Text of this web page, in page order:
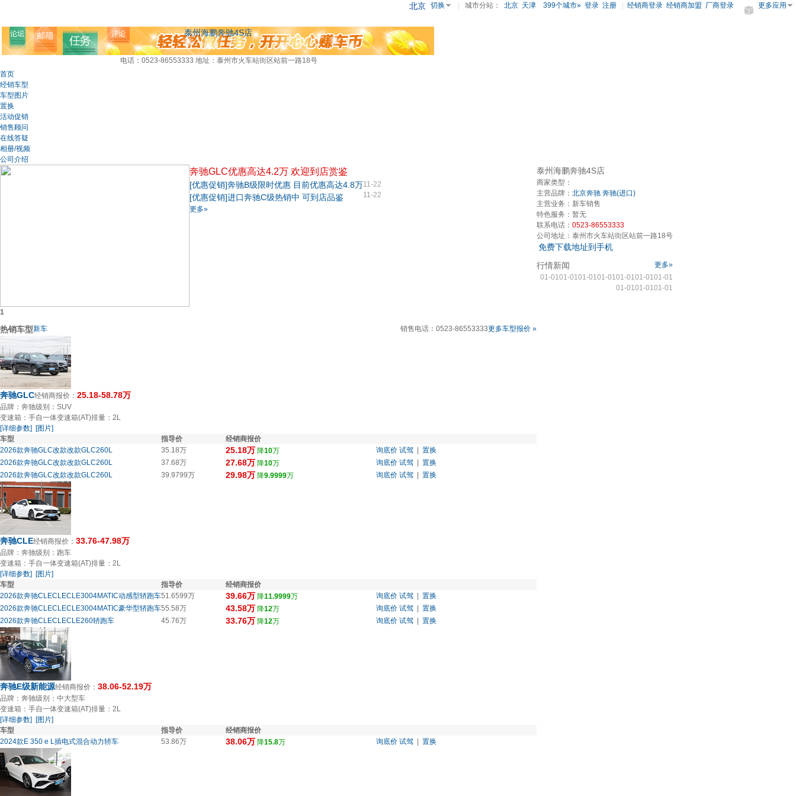
北京 切换 城市分站： 北京 天津 399个城市» 更多应用
登录 注册 经销商登录 经销商加盟 厂商登录
泰州海鹏奔驰4S店
电话：0523-86553333 地址：泰州市火车站街区站前一路18号
首页
经销车型
车型图片
置换
活动促销
销售顾问
在线答疑
相册/视频
公司介绍
1
奔驰GLC优惠高达4.2万 欢迎到店赏鉴
11-22
[优惠促销]奔驰B级限时优惠 目前优惠高达4.8万
11-22
[优惠促销]进口奔驰C级热销中 可到店品鉴
更多»
更多车型报价 »
销售电话： 0523-86553333
热销车型新车
奔驰GLC经销商报价： 25.18-58.78万
品牌：奔驰级别：SUV
变速箱：手自一体变速箱(AT)排量：2L
[详细参数] [图片]
车型
指导价
经销商报价
2026款奔驰GLC改款改款GLC260L
35.18万 25.18万 降10万 询底价 试驾
置换
2026款奔驰GLC改款改款GLC260L
37.68万 27.68万 降10万 询底价 试驾
置换
2026款奔驰GLC改款改款GLC260L
39.9799万 29.98万 降9.9999万 询底价 试驾 置换
奔驰CLE经销商报价： 33.76-47.98万
品牌：奔驰级别：跑车
变速箱：手自一体变速箱(AT)排量：2L
[详细参数] [图片]
车型
指导价
经销商报价
2026款奔驰CLECLECLE3004MATIC动感型轿跑车51.6599万 39.66万 降11.9999万 询底价 试驾
置换
2026款奔驰CLECLECLE3004MATIC豪华型轿跑车55.58万 43.58万 降12万 询底价 试驾
置换
2026款奔驰CLECLECLE260轿跑车
45.76万 33.76万 降12万 询底价 试驾 置换
奔驰E级新能源经销商报价： 38.06-52.19万
品牌：奔驰级别：中大型车
变速箱：手自一体变速箱(AT)排量：2L
[详细参数] [图片]
车型
指导价
经销商报价
2024款E 350 e L插电式混合动力轿车
53.86万 38.06万 降15.8万 询底价 试驾 置换
泰州海鹏奔驰4S店
商家类型：
主营品牌： 北京奔驰 奔驰(进口)
主营业务： 新车销售
特色服务： 暂无
联系电话： 0523-86553333
公司地址： 泰州市火车站街区站前一路18号
免费下载地址到手机
更多»
行情新闻
01-01
01-01
01-01
01-01
01-01
01-01
01-01
01-01
01-01
01-01